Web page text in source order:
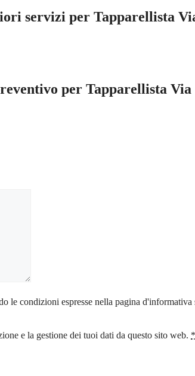
servizi per Tapparellista
per Tapparellista
le condizioni espresse nella pagina d'informativa
e la gestione dei tuoi dati da questo sito web. *